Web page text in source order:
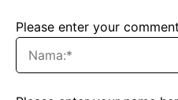
Please enter your